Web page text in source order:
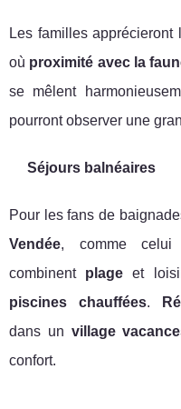
Les familles apprécieront
où proximité avec la
se mêlent
pourront observer une
Séjours balnéaires
Pour les fans de
Vendée, comme
combinent plage et
piscines chauffées.
dans un village
confort.